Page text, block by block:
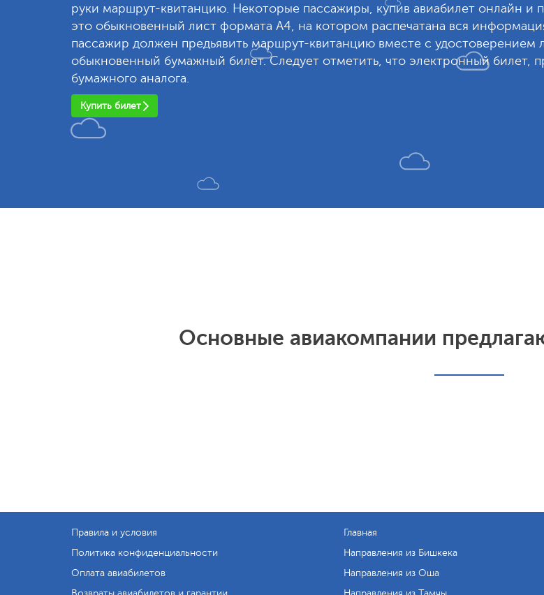
руки маршрут-квитанцию. Некоторые пассажиры, купив авиабилет онлайн
это обыкновенный лист формата А4, на котором распечатана вся
пассажир должен предьявить маршрут-квитанцию вместе с удостоверением
обыкновенный бумажный билет. Следует отметить, что электронный билет,
бумажного аналога.
Купить билет
Основные авиакомпании
Правила и условия
Политика конфиденциальности
Оплата авиабилетов
Главная
Направления из Бишкека
Направления из Оша